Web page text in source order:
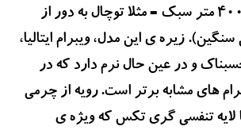
متر سبک است (4000 متر سبک = مثلا توچال به دور از
زیره ی این مدل، ویبرام ایتالیا،
و در عین حال نرم دارد که در
های مشابه برتر است. رویه از چرمی
لایه تنفسی گری تکس که ویژه ی